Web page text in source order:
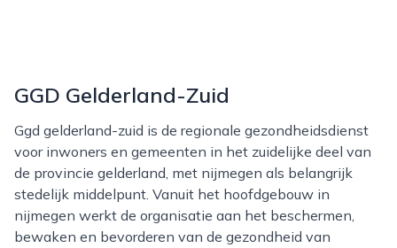
GGD Gelderland-Zuid
Ggd gelderland-zuid is de regionale gezondheidsdienst
voor inwoners en gemeenten in het zuidelijke deel van
de provincie gelderland, met nijmegen als belangrijk
stedelijk middelpunt. Vanuit het hoofdgebouw in
nijmegen werkt de organisatie aan het beschermen,
bewaken en bevorderen van de gezondheid van